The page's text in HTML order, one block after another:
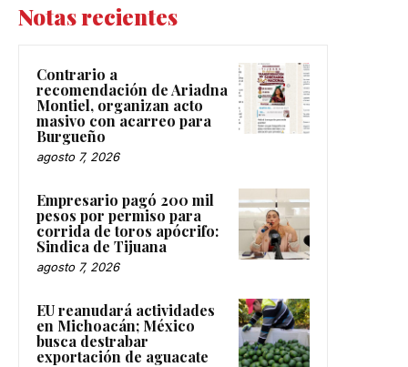
Notas recientes
Contrario a
recomendación de Ariadna
Montiel, organizan acto
masivo con acarreo para
Burgueño
agosto 7, 2026
Empresario pagó 200 mil
pesos por permiso para
corrida de toros apócrifo:
Sindica de Tijuana
agosto 7, 2026
EU reanudará actividades
en Michoacán; México
busca destrabar
exportación de aguacate